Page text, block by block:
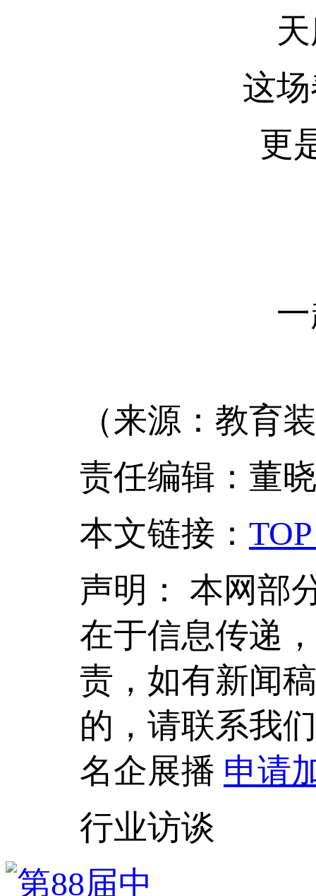
天府
这场春
更是
一起
（来源：教育
责任编辑：董
本文链接 ：
声明： 本网部
在于信息传递
责，如有新闻
的，请联系我
名企展播 申请
行业访谈